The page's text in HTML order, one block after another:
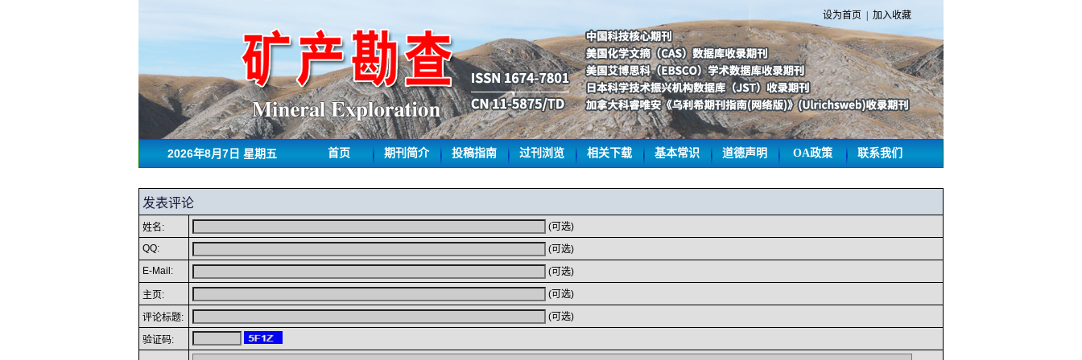
设为首页 加入收藏
2026年8月7日 星期五 首页 期刊简介 投稿指南 过刊浏览 相关下载 基本常识 道德声明 OA政策 联系我们
发表评论
姓名:
(可选)
QQ:
(可选)
E-Mail:
(可选)
主页: (可选)
评论标题: (可选)
验证码: